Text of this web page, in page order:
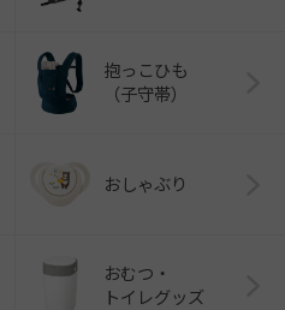
抱っこひも
（子守帯）
おしゃぶり
おむつ・
トイレグッズ